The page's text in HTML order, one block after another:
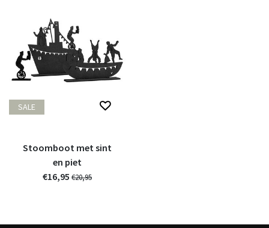
SALE
Stoomboot met sint
en piet
€16,95 €20,95